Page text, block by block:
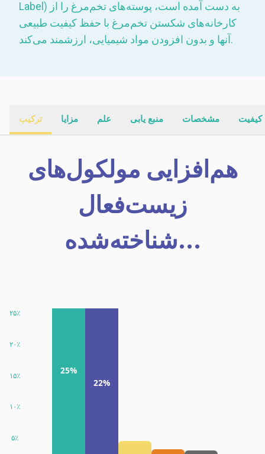
Label) به دست آمده است، پوسته‌های تخم‌مرغ را از
کارخانه‌های شکستن تخم‌مرغ با حفظ کیفیت طبیعی
آنها و بدون افزودن مواد شیمیایی، ارزشمند می‌کند.
ترکیب مزایا علم منبع یابی مشخصات کیفیت
هم‌افزایی مولکول‌های
زیست‌فعال
شناخته‌شده...
۲۵٪
۲۰٪
۱۵٪
۱۰٪
۵٪
25%
22%